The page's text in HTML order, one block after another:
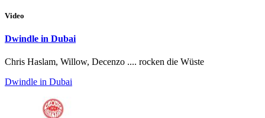
Video
Dwindle in Dubai
Chris Haslam, Willow, Decenzo .... rocken die Wüste
Dwindle in Dubai